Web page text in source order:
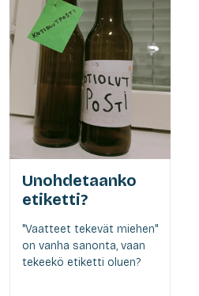
Unohdetaanko
etiketti?
"Vaatteet tekevät miehen"
on vanha sanonta, vaan
tekeekö etiketti oluen?